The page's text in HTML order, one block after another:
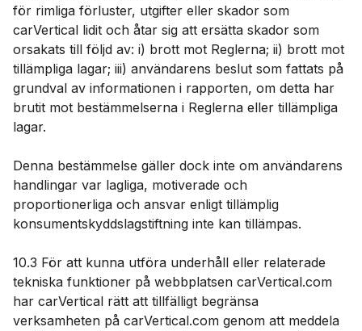
för rimliga förluster, utgifter eller skador som
carVertical lidit och åtar sig att ersätta skador som
orsakats till följd av: i) brott mot Reglerna; ii) brott mot
tillämpliga lagar; iii) användarens beslut som fattats på
grundval av informationen i rapporten, om detta har
brutit mot bestämmelserna i Reglerna eller tillämpliga
lagar.
Denna bestämmelse gäller dock inte om användarens
handlingar var lagliga, motiverade och
proportionerliga och ansvar enligt tillämplig
konsumentskyddslagstiftning inte kan tillämpas.
10.3 För att kunna utföra underhåll eller relaterade
tekniska funktioner på webbplatsen carVertical.com
har carVertical rätt att tillfälligt begränsa
verksamheten på carVertical.com genom att meddela